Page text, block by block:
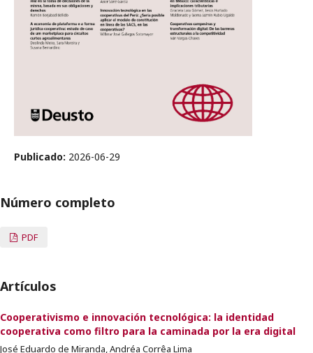
Publicado: 2026-06-29
Número completo
PDF
Artículos
Cooperativismo e innovación tecnológica: la identidad
cooperativa como filtro para la caminada por la era digital
José Eduardo de Miranda, Andréa Corrêa Lima